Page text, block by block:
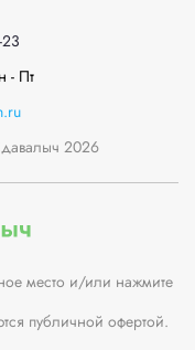
- Пт
2026
место и/или нажмите
публичной офертой.